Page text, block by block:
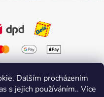
Dalším procházením
s jejich používáním.. Více